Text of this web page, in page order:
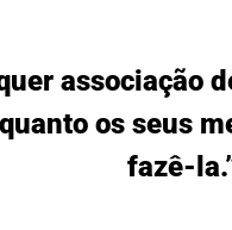
associação
os seus
fazê-